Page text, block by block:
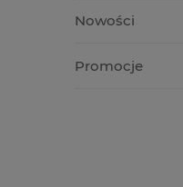
Nowości
Promocje